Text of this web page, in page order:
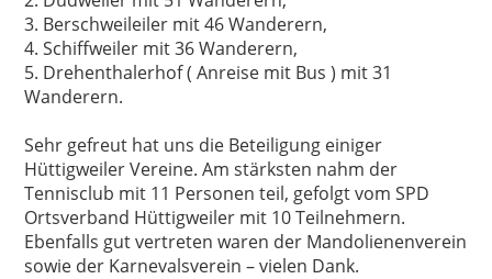
3. Berschweileiler mit 46 Wanderern,
4. Schiffweiler mit 36 Wanderern,
5. Drehenthalerhof ( Anreise mit Bus ) mit 31
Wanderern.
Sehr gefreut hat uns die Beteiligung einiger
Hüttigweiler Vereine. Am stärksten nahm der
Tennisclub mit 11 Personen teil, gefolgt vom SPD
Ortsverband Hüttigweiler mit 10 Teilnehmern.
Ebenfalls gut vertreten waren der Mandolienenverein
sowie der Karnevalsverein – vielen Dank.